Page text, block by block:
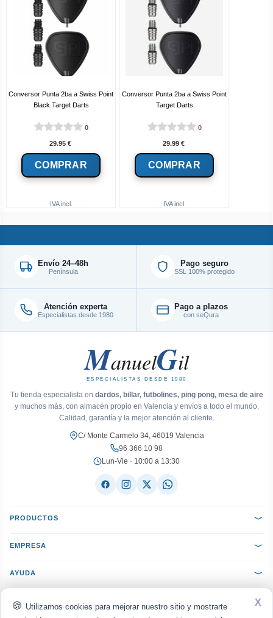
Utilizamos cookies para mejorar nuestro sitio y mostrarte
X
IVA incl.
Conversor Punta 2ba a Swiss Point
Black Target Darts
0
29.95 €
IVA incl.
Conversor Punta 2ba a Swiss Point
Target Darts
0
29.99 €
Envío 24–48h
Península
Pago seguro
SSL 100% protegido
Atención experta
Especialistas desde 1980
Pago a plazos
con seQura
ManuelGil
ESPECIALISTAS DESDE 1980
Tu tienda especialista en dardos, billar, futbolines, ping pong, mesa de aire
y muchos más, con almacén propio en Valencia y envíos a todo el mundo.
Calidad, garantía y la mejor atención al cliente.
C/ Monte Carmelo 34, 46019 Valencia
96 366 10 98
Lun-Vie · 10:00 a 13:30
PRODUCTOS
EMPRESA
AYUDA
ACEPTAMOS: VISA Mastercard PayPal Bizum
seQura